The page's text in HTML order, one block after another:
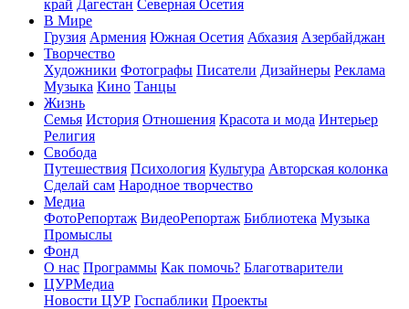
край Дагестан Северная Осетия
В Мире
Грузия Армения Южная Осетия Абхазия Азербайджан
Творчество
Художники Фотографы Писатели Дизайнеры Реклама
Музыка Кино Танцы
Жизнь
Семья История Отношения Красота и мода Интерьер
Религия
Свобода
Путешествия Психология Культура Авторская колонка
Сделай сам Народное творчество
Медиа
ФотоРепортаж ВидеоРепортаж Библиотека Музыка
Промыслы
Фонд
О нас Программы Как помочь? Благотварители
ЦУРМедиа
Новости ЦУР Госпаблики Проекты